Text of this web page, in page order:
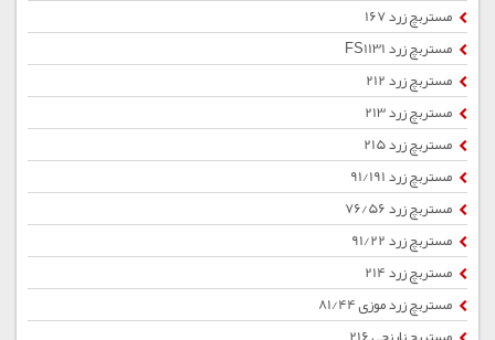
مستربچ زرد 167
مستربچ زرد FS1131
مستربچ زرد 212
مستربچ زرد 213
مستربچ زرد 215
مستربچ زرد 91/191
مستربچ زرد 76/56
مستربچ زرد 91/22
مستربچ زرد 214
مستربچ زرد موزی 81/44